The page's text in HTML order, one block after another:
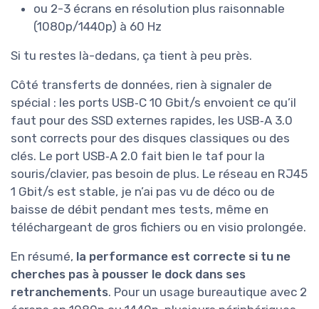
ou 2-3 écrans en résolution plus raisonnable
(1080p/1440p) à 60 Hz
Si tu restes là-dedans, ça tient à peu près.
Côté transferts de données, rien à signaler de
spécial : les ports USB‑C 10 Gbit/s envoient ce qu’il
faut pour des SSD externes rapides, les USB‑A 3.0
sont corrects pour des disques classiques ou des
clés. Le port USB‑A 2.0 fait bien le taf pour la
souris/clavier, pas besoin de plus. Le réseau en RJ45
1 Gbit/s est stable, je n’ai pas vu de déco ou de
baisse de débit pendant mes tests, même en
téléchargeant de gros fichiers ou en visio prolongée.
En résumé, la performance est correcte si tu ne
cherches pas à pousser le dock dans ses
retranchements. Pour un usage bureautique avec 2